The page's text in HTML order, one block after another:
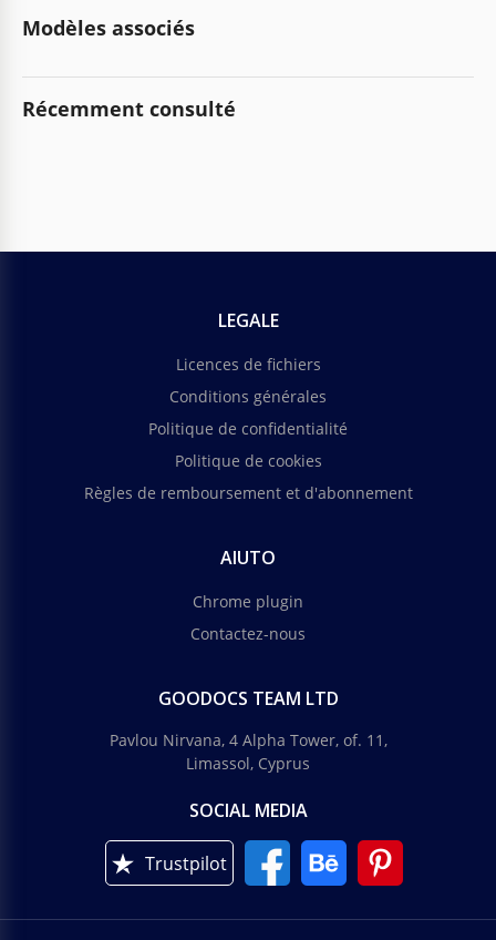
Modèles associés
Récemment consulté
LEGALE
Licences de fichiers
Conditions générales
Politique de confidentialité
Politique de cookies
Règles de remboursement et d'abonnement
AIUTO
Chrome plugin
Contactez-nous
GOODOCS TEAM LTD
Pavlou Nirvana, 4 Alpha Tower, of. 11,
Limassol, Cyprus
SOCIAL MEDIA
Trustpilot